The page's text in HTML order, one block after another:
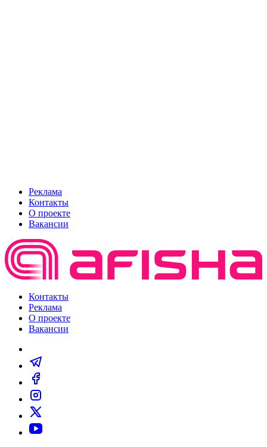
Реклама
Контакты
О проекте
Вакансии
Контакты
Реклама
О проекте
Вакансии